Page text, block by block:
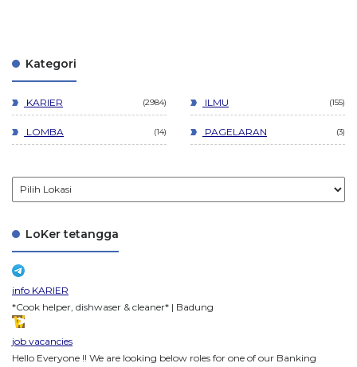
Kategori
KARIER 2984 ILMU 155
LOMBA 14 PAGELARAN 3
LoKer tetangga
info KARIER
*Cook helper, dishwaser & cleaner* | Badung
job vacancies
Hello Everyone !! We are looking below roles for one of our Banking